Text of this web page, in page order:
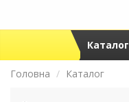
Каталог
Головна Каталог